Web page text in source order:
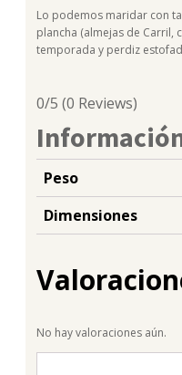
Lo podemos maridar con
plancha (almejas de Carril,
temporada y perdiz
0/5 (0 Reviews)
Peso
Dimensiones
No hay valoraciones aún.